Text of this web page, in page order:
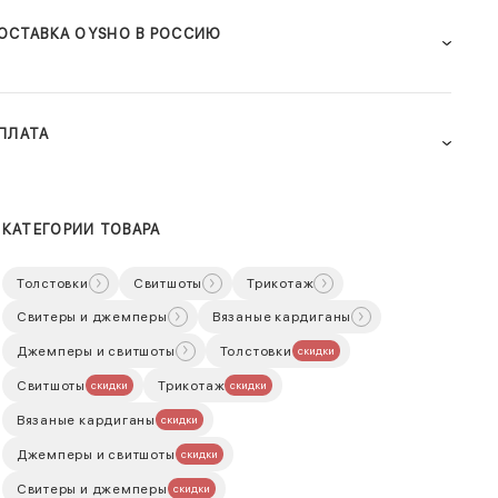
OYSHO В РОССИЮ
КАТЕГОРИИ ТОВАРА
Толстовки Свитшоты Трикотаж
Свитеры и джемперы Вязаные кардиганы
Джемперы и свитшоты Толстовки скидки
Свитшоты скидки Трикотаж скидки
Вязаные кардиганы скидки
Джемперы и свитшоты скидки
Свитеры и джемперы скидки